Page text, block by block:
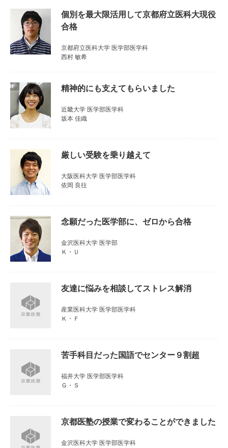
個別を最大限活用して京都府立医科大現役
合格
京都府立医科大学 医学部医学科
西村 敏希
精神的にも支えてもらいました
近畿大学 医学部医学科
坂本 佳織
厳しい受験を乗り越えて
大阪医科大学 医学部医学科
依岡 良往
念願だった医学部に、ゼロから合格
金沢医科大学 医学部
Ｋ・Ｕ
友達に悩みを相談してストレス解消
産業医科大学 医学部医学科
Ｋ・Ｆ
苦手科目だった国語でセンター９割超
福井大学 医学部医学科
Ｇ・Ｓ
京都医塾の授業で変わることができました
金沢医科大学 医学部医学科